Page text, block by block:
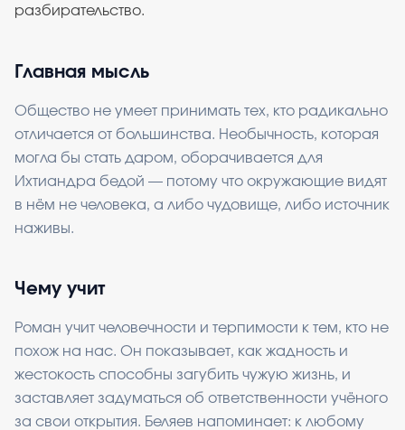
разбирательство.
Главная мысль
Общество не умеет принимать тех, кто радикально
отличается от большинства. Необычность, которая
могла бы стать даром, оборачивается для
Ихтиандра бедой — потому что окружающие видят
в нём не человека, а либо чудовище, либо источник
наживы.
Чему учит
Роман учит человечности и терпимости к тем, кто не
похож на нас. Он показывает, как жадность и
жестокость способны загубить чужую жизнь, и
заставляет задуматься об ответственности учёного
за свои открытия. Беляев напоминает: к любому